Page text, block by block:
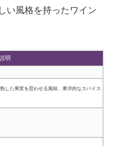
い風格を持ったワイン
明
した果実を思わせる風味、東洋的なスパイス